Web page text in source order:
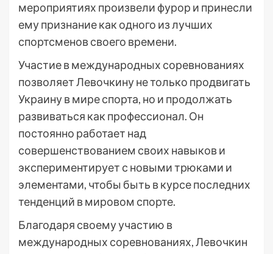
мероприятиях произвели фурор и принесли
ему признание как одного из лучших
спортсменов своего времени.
Участие в международных соревнованиях
позволяет Левочкину не только продвигать
Украину в мире спорта, но и продолжать
развиваться как профессионал. Он
постоянно работает над
совершенствованием своих навыков и
экспериментирует с новыми трюками и
элементами, чтобы быть в курсе последних
тенденций в мировом спорте.
Благодаря своему участию в
международных соревнованиях, Левочкин